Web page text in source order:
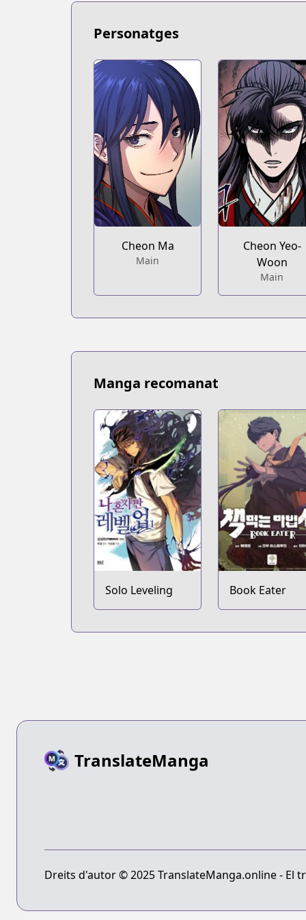
https://comic.naver.com/webtoon/
Personatges
Cheon Ma
Main
Cheon Yeo-
Woon
Main
Manga recomanat
Solo Leveling Book Eater
TranslateManga
Dreits d'autor © 2025 TranslateManga.online - El